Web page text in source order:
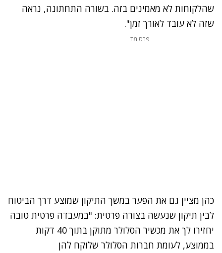
שהלקוחות לא מאמינים בזה. בשורה התחתונה, נראה
שזה לא עובד לאורך זמן".
פרסומת
כהן מציין גם את הפער במשך התיקון שמוצע דרך הביטוח
לבין תיקון שנעשה בצורה פרטית: "במעבדה פרטית טובה
יחזירו לך את מכשיר הסלולר מתוקן בתוך 40 דקות
בממוצע, לעומת חברות הסלולר שלוקח להן